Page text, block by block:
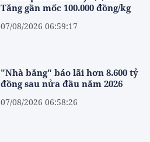
Tăng gần mốc 100.000 đồng/kg
07/08/2026 06:59:17
"Nhà băng" báo lãi hơn 8.600 tỷ
đồng sau nửa đầu năm 2026
07/08/2026 06:58:26